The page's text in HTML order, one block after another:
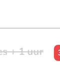
+ 1 uur